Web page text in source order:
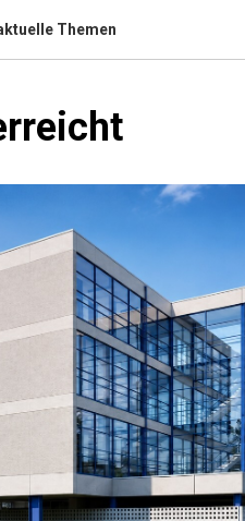
Themen